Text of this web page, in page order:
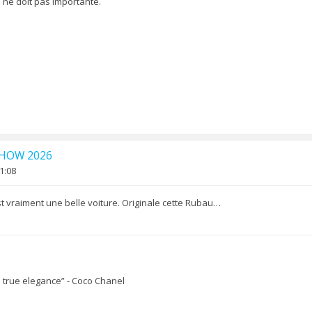
2026
vraiment une belle voiture. Originale cette Rubau…
elegance” - Coco Chanel